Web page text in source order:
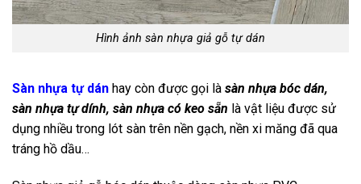
Hình ảnh sàn nhựa giả gỗ tự dán
Sàn nhựa tự dán hay còn được gọi là sàn nhựa bóc dán,
sàn nhựa tự dính, sàn nhựa có keo sẵn là vật liệu được sử
dụng nhiều trong lót sàn trên nền gạch, nền xi măng đã qua
tráng hồ dầu…